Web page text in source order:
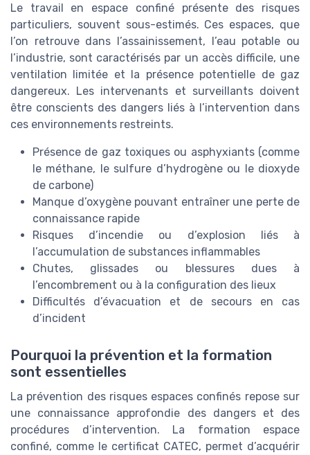
Le travail en espace confiné présente des risques
particuliers, souvent sous-estimés. Ces espaces, que
l’on retrouve dans l’assainissement, l’eau potable ou
l’industrie, sont caractérisés par un accès difficile, une
ventilation limitée et la présence potentielle de gaz
dangereux. Les intervenants et surveillants doivent
être conscients des dangers liés à l’intervention dans
ces environnements restreints.
Présence de gaz toxiques ou asphyxiants (comme
le méthane, le sulfure d’hydrogène ou le dioxyde
de carbone)
Manque d’oxygène pouvant entraîner une perte de
connaissance rapide
Risques d’incendie ou d’explosion liés à
l’accumulation de substances inflammables
Chutes, glissades ou blessures dues à
l’encombrement ou à la configuration des lieux
Difficultés d’évacuation et de secours en cas
d’incident
Pourquoi la prévention et la formation
sont essentielles
La prévention des risques espaces confinés repose sur
une connaissance approfondie des dangers et des
procédures d’intervention. La formation espace
confiné, comme le certificat CATEC, permet d’acquérir